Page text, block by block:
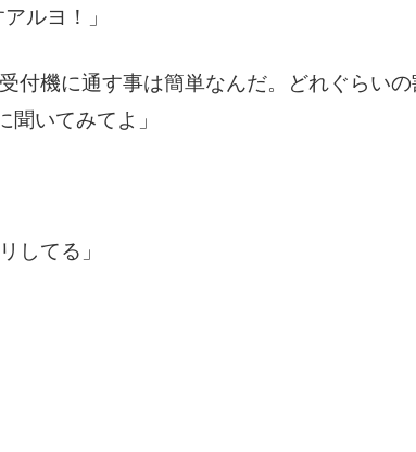
ルヨ！」
付機に通す事は簡単なんだ。どれぐらい
いてみてよ」
してる」